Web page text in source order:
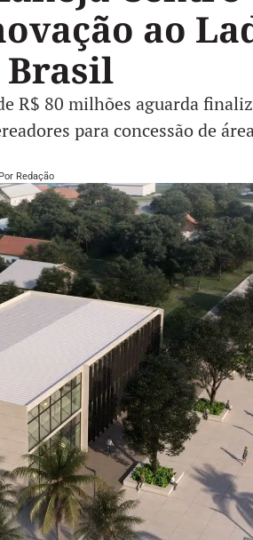
ao
R$ 80 milhões aguarda
para concessão de
Por Redação